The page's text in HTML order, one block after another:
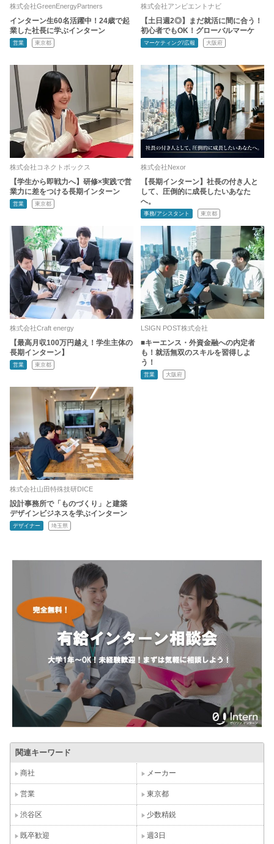
株式会社GreenEnergyPartners
インターン生60名活躍中！24歳で起
業した社長に学ぶインターン
営業 東京都
株式会社アンビエントナビ
【土日週2◎】まだ就活に間に合う！
初心者でもOK！グローバルマーケ
マーケティング/広報 大阪府
株式会社コネクトボックス
【学生から即戦力へ】研修×実践で営
業力に差をつける長期インターン
営業 東京都
株式会社Nexor
【長期インターン】社長の付き人と
して、圧倒的に成長したいあなた
へ。
事務/アシスタント 東京都
株式会社Craft energy
【最高月収100万円越え！学生主体の
長期インターン】
営業 東京都
LSIGN POST株式会社
■キーエンス・外資金融への内定者
も！就活無双のスキルを習得しよ
う！
営業 大阪府
株式会社山田特殊技研DICE
設計事務所で「ものづくり」と建築
デザインビジネスを学ぶインターン
デザイナー 埼玉県
関連キーワード
商社 メーカー
営業 東京都
渋谷区 少数精鋭
既卒歓迎 週3日